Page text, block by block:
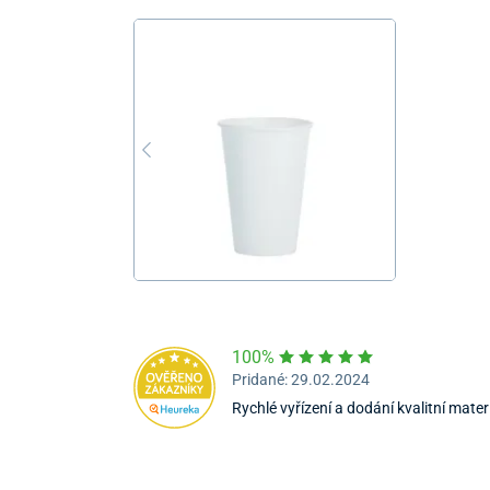
100%
Pridané: 29.02.2024
Rychlé vyřízení a dodání kvalitní